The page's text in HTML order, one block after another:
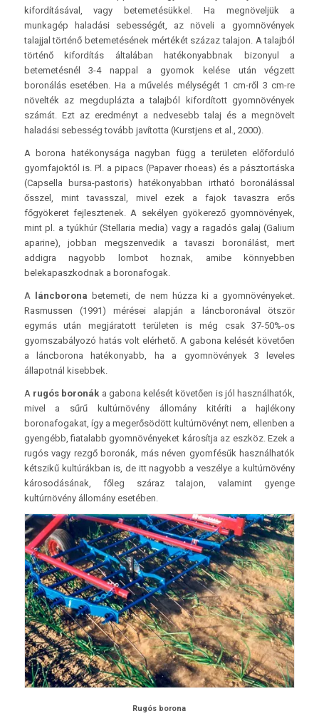
kifordításával, vagy betemetésükkel. Ha megnöveljük a
munkagép haladási sebességét, az növeli a gyomnövények
talajjal történő betemetésének mértékét százaz talajon. A talajból
történő kifordítás általában hatékonyabbnak bizonyul a
betemetésnél 3-4 nappal a gyomok kelése után végzett
boronálás esetében. Ha a művelés mélységét 1 cm-ről 3 cm-re
növelték az megduplázta a talajból kifordított gyomnövények
számát. Ezt az eredményt a nedvesebb talaj és a megnövelt
haladási sebesség tovább javította (Kurstjens et al., 2000).
A borona hatékonysága nagyban függ a területen előforduló
gyomfajoktól is. Pl. a pipacs (Papaver rhoeas) és a pásztortáska
(Capsella bursa-pastoris) hatékonyabban irtható boronálással
ősszel, mint tavasszal, mivel ezek a fajok tavaszra erős
főgyökeret fejlesztenek. A sekélyen gyökerező gyomnövények,
mint pl. a tyúkhúr (Stellaria media) vagy a ragadós galaj (Galium
aparine), jobban megszenvedik a tavaszi boronálást, mert
addigra nagyobb lombot hoznak, amibe könnyebben
belekapaszkodnak a boronafogak.
A láncborona betemeti, de nem húzza ki a gyomnövényeket.
Rasmussen (1991) mérései alapján a láncboronával ötször
egymás után megjáratott területen is még csak 37-50%-os
gyomszabályozó hatás volt elérhető. A gabona kelését követően
a láncborona hatékonyabb, ha a gyomnövények 3 leveles
állapotnál kisebbek.
A rugós boronák a gabona kelését követően is jól használhatók,
mivel a sűrű kultúrnövény állomány kitéríti a hajlékony
boronafogakat, így a megerősödött kultúrnövényt nem, ellenben a
gyengébb, fiatalabb gyomnövényeket károsítja az eszköz. Ezek a
rugós vagy rezgő boronák, más néven gyomfésűk használhatók
kétszikű kultúrákban is, de itt nagyobb a veszélye a kultúrnövény
károsodásának, főleg száraz talajon, valamint gyenge
kultúrnövény állomány esetében.
Rugós borona